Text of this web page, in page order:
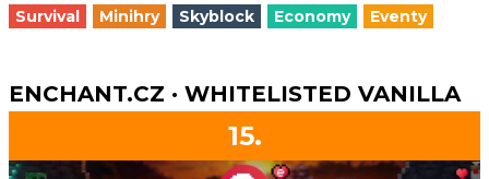
Survival Minihry Skyblock Economy Eventy
ENCHANT.CZ · WHITELISTED VANILLA
15.